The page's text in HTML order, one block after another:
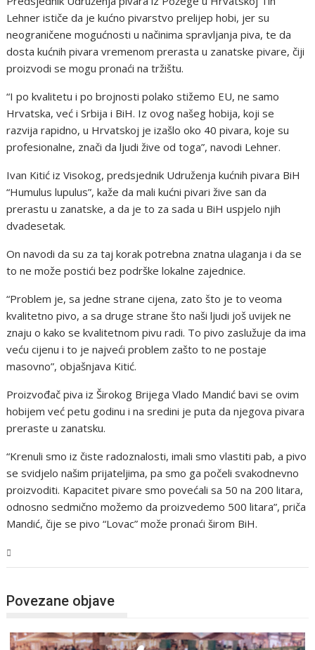
Lehner ističe da je kućno pivarstvo prelijep hobi, jer su
neograničene mogućnosti u načinima spravljanja piva, te da
dosta kućnih pivara vremenom prerasta u zanatske pivare, čiji
proizvodi se mogu pronaći na tržištu.
“I po kvalitetu i po brojnosti polako stižemo EU, ne samo
Hrvatska, već i Srbija i BiH. Iz ovog našeg hobija, koji se
razvija rapidno, u Hrvatskoj je izašlo oko 40 pivara, koje su
profesionalne, znači da ljudi žive od toga”, navodi Lehner.
Ivan Kitić iz Visokog, predsjednik Udruženja kućnih pivara BiH
“Humulus lupulus”, kaže da mali kućni pivari žive san da
prerastu u zanatske, a da je to za sada u BiH uspjelo njih
dvadesetak.
On navodi da su za taj korak potrebna znatna ulaganja i da se
to ne može postići bez podrške lokalne zajednice.
“Problem je, sa jedne strane cijena, zato što je to veoma
kvalitetno pivo, a sa druge strane što naši ljudi još uvijek ne
znaju o kako se kvalitetnom pivu radi. To pivo zaslužuje da ima
veću cijenu i to je najveći problem zašto to ne postaje
masovno”, objašnjava Kitić.
Proizvođač piva iz Širokog Brijega Vlado Mandić bavi se ovim
hobijem već petu godinu i na sredini je puta da njegova pivara
preraste u zanatsku.
“Krenuli smo iz čiste radoznalosti, imali smo vlastiti pab, a pivo
se svidjelo našim prijateljima, pa smo ga počeli svakodnevno
proizvoditi. Kapacitet pivare smo povećali sa 50 na 200 litara,
odnosno sedmično možemo da proizvedemo 500 litara”, priča
Mandić, čije se pivo “Lovac” može pronaći širom BiH.
Povezane objave